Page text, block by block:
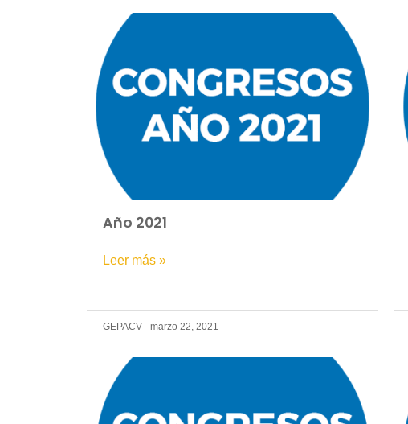
Año 2021
Leer más »
GEPACV marzo 22, 2021